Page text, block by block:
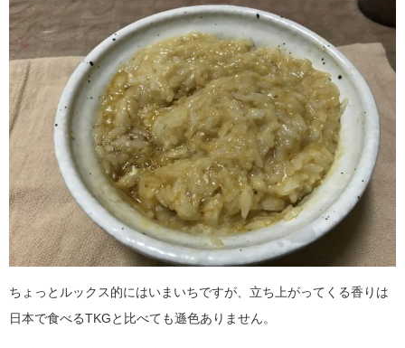
ちょっとルックス的にはいまいちですが、立ち上がってくる香りは
日本で食べるTKGと比べても遜色ありません。